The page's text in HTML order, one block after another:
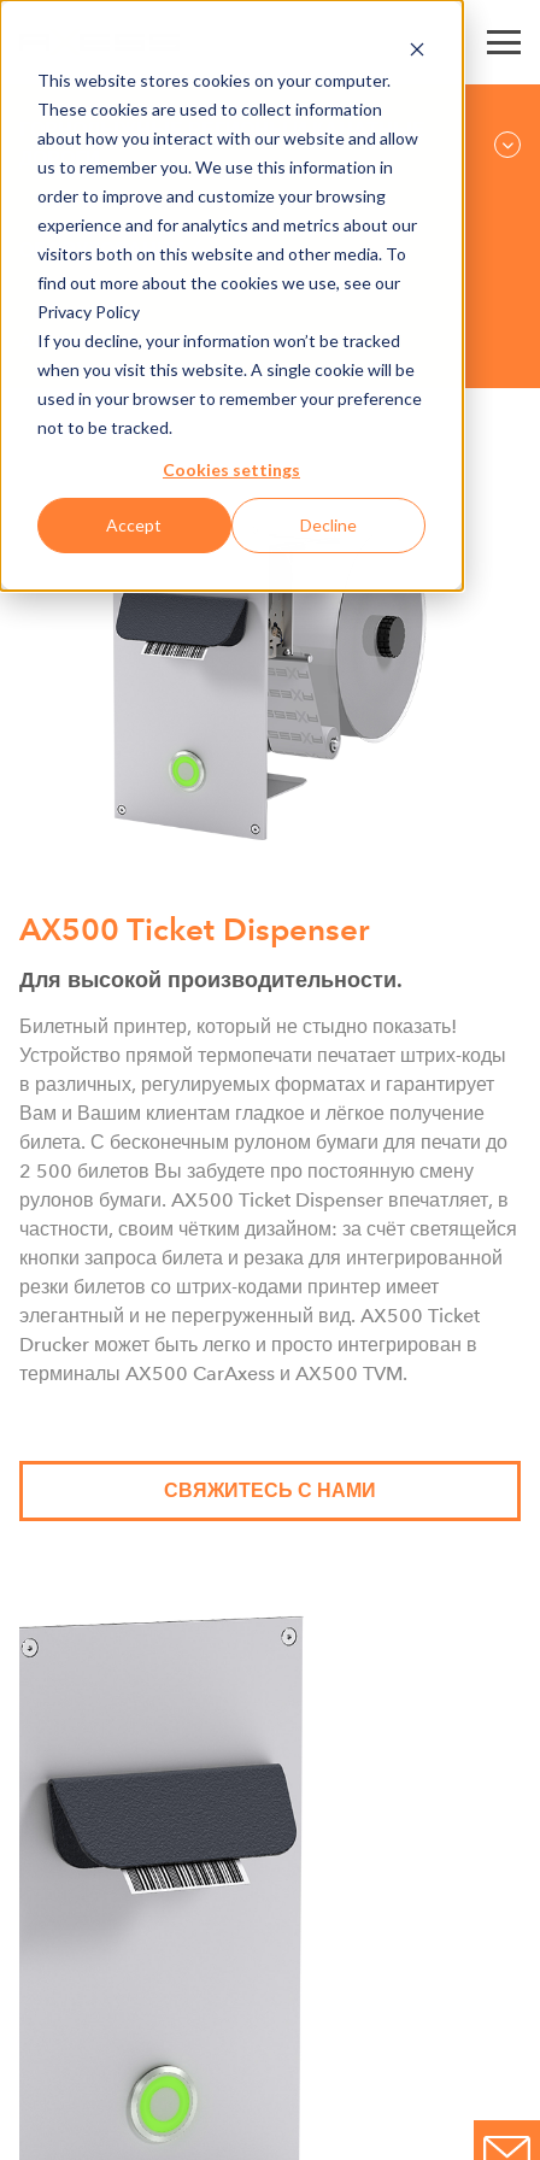
This website stores cookies on your computer.
These cookies are used to collect information
about how you interact with our website and allow
us to remember you. We use this information in
order to improve and customize your browsing
experience and for analytics and metrics about our
visitors both on this website and other media. To
find out more about the cookies we use, see our
Privacy Policy
If you decline, your information won’t be tracked
when you visit this website. A single cookie will be
used in your browser to remember your preference
not to be tracked.
Cookies settings
Accept Decline
AX500 TICKET DISPENSER
ОБОРУДОВАНИЕ
ГОРНОЛЫЖНЫЕ РЕГИОНЫ И КАНАТНЫЕ
ДОРОГИ
AX500 Ticket Dispenser
Для высокой производительности.
Билетный принтер, который не стыдно показать!
Устройство прямой термопечати печатает штрих-коды
в различных, регулируемых форматах и гарантирует
Вам и Вашим клиентам гладкое и лёгкое получение
билета. С бесконечным рулоном бумаги для печати до
2 500 билетов Вы забудете про постоянную смену
рулонов бумаги. AX500 Ticket Dispenser впечатляет, в
частности, своим чётким дизайном: за счёт светящейся
кнопки запроса билета и резака для интегрированной
резки билетов со штрих-кодами принтер имеет
элегантный и не перегруженный вид. AX500 Ticket
Drucker может быть легко и просто интегрирован в
терминалы AX500 CarAxess и AX500 TVM.
СВЯЖИТЕСЬ С НАМИ